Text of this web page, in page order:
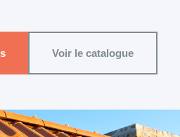
Voir le catalogue